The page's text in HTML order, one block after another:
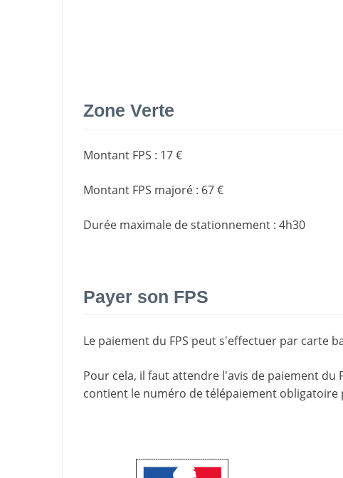
Zone Verte
Montant FPS : 17 €
Montant FPS majoré : 67 €
Durée maximale de stationnement : 4h30
Payer son FPS
Le paiement du FPS peut s'effectuer par carte
Pour cela, il faut attendre l'avis de paiement du
contient le numéro de télépaiement obligatoire